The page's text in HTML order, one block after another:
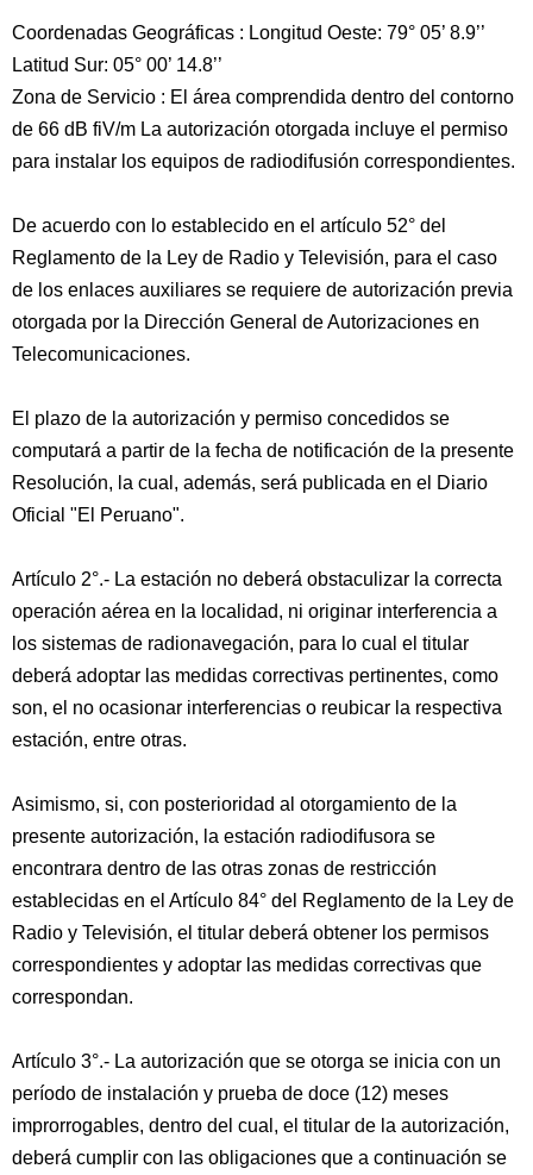
Coordenadas Geográficas : Longitud Oeste: 79° 05’ 8.9’’
Latitud Sur: 05° 00’ 14.8’’
Zona de Servicio : El área comprendida dentro del contorno
de 66 dB fiV/m La autorización otorgada incluye el permiso
para instalar los equipos de radiodifusión correspondientes.
De acuerdo con lo establecido en el artículo 52° del
Reglamento de la Ley de Radio y Televisión, para el caso
de los enlaces auxiliares se requiere de autorización previa
otorgada por la Dirección General de Autorizaciones en
Telecomunicaciones.
El plazo de la autorización y permiso concedidos se
computará a partir de la fecha de notificación de la presente
Resolución, la cual, además, será publicada en el Diario
Oficial "El Peruano".
Artículo 2°.- La estación no deberá obstaculizar la correcta
operación aérea en la localidad, ni originar interferencia a
los sistemas de radionavegación, para lo cual el titular
deberá adoptar las medidas correctivas pertinentes, como
son, el no ocasionar interferencias o reubicar la respectiva
estación, entre otras.
Asimismo, si, con posterioridad al otorgamiento de la
presente autorización, la estación radiodifusora se
encontrara dentro de las otras zonas de restricción
establecidas en el Artículo 84° del Reglamento de la Ley de
Radio y Televisión, el titular deberá obtener los permisos
correspondientes y adoptar las medidas correctivas que
correspondan.
Artículo 3°.- La autorización que se otorga se inicia con un
período de instalación y prueba de doce (12) meses
improrrogables, dentro del cual, el titular de la autorización,
deberá cumplir con las obligaciones que a continuación se